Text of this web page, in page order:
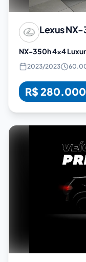
LexusNX-
NX-350h 4x4
2023/2023
R$